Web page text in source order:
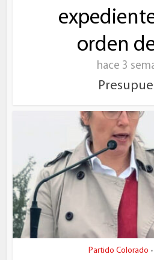
orden
hace 3
Partido Colorado •